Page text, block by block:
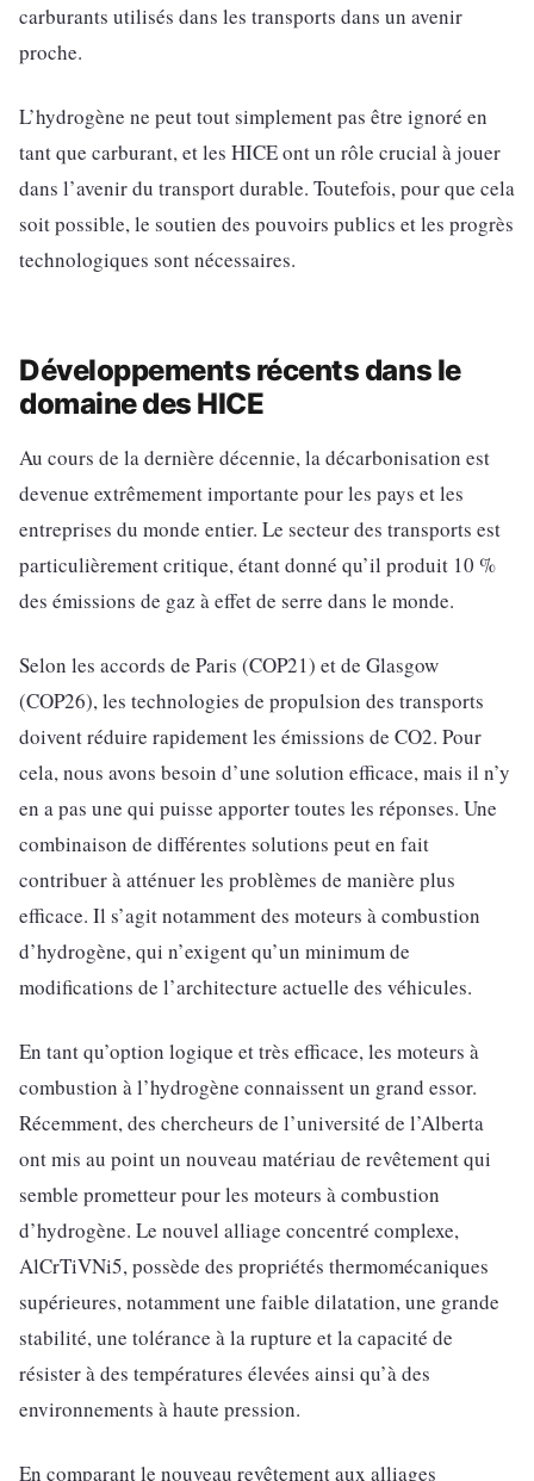
carburants utilisés dans les transports dans un avenir
proche.
L’hydrogène ne peut tout simplement pas être ignoré en
tant que carburant, et les HICE ont un rôle crucial à jouer
dans l’avenir du transport durable. Toutefois, pour que cela
soit possible, le soutien des pouvoirs publics et les progrès
technologiques sont nécessaires.
Développements récents dans le
domaine des HICE
Au cours de la dernière décennie, la décarbonisation est
devenue extrêmement importante pour les pays et les
entreprises du monde entier. Le secteur des transports est
particulièrement critique, étant donné qu’il produit 10 %
des émissions de gaz à effet de serre dans le monde.
Selon les accords de Paris (COP21) et de Glasgow
(COP26), les technologies de propulsion des transports
doivent réduire rapidement les émissions de CO2. Pour
cela, nous avons besoin d’une solution efficace, mais il n’y
en a pas une qui puisse apporter toutes les réponses. Une
combinaison de différentes solutions peut en fait
contribuer à atténuer les problèmes de manière plus
efficace. Il s’agit notamment des moteurs à combustion
d’hydrogène, qui n’exigent qu’un minimum de
modifications de l’architecture actuelle des véhicules.
En tant qu’option logique et très efficace, les moteurs à
combustion à l’hydrogène connaissent un grand essor.
Récemment, des chercheurs de l’université de l’Alberta
ont mis au point un nouveau matériau de revêtement qui
semble prometteur pour les moteurs à combustion
d’hydrogène. Le nouvel alliage concentré complexe,
AlCrTiVNi5, possède des propriétés thermomécaniques
supérieures, notamment une faible dilatation, une grande
stabilité, une tolérance à la rupture et la capacité de
résister à des températures élevées ainsi qu’à des
environnements à haute pression.
En comparant le nouveau revêtement aux alliages